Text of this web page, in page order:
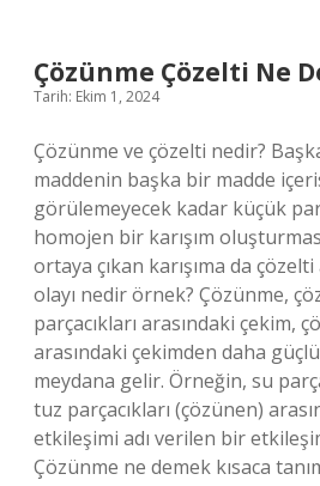
Çözünme Çözelti Ne
Tarih: Ekim 1, 2024
Çözünme ve çözelti nedir?
maddenin başka bir madde
görülemeyecek kadar küçük
homojen bir karışım
ortaya çıkan karışıma da
olayı nedir örnek? Çözünme,
parçacıkları arasındaki çekim,
arasındaki çekimden daha
meydana gelir. Örneğin, su
tuz parçacıkları (çözünen)
etkileşimi adı verilen bir
Çözünme ne demek kısaca